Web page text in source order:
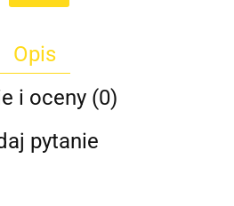
Opis
i oceny (0)
pytanie